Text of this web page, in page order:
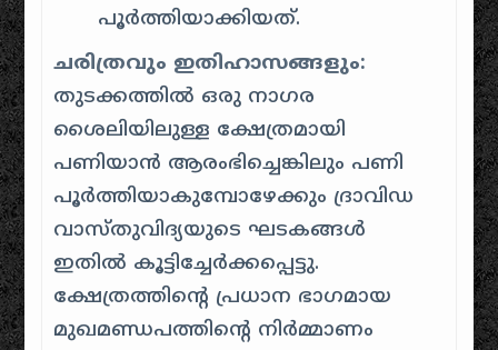
പൂർത്തിയാക്കിയത്.
ചരിത്രവും ഇതിഹാസങ്ങളും:
തുടക്കത്തിൽ ഒരു നാഗര
ശൈലിയിലുള്ള ക്ഷേത്രമായി
പണിയാൻ ആരംഭിച്ചെങ്കിലും പണി
പൂർത്തിയാകുമ്പോഴേക്കും ദ്രാവിഡ
വാസ്തുവിദ്യയുടെ ഘടകങ്ങൾ
ഇതിൽ കൂട്ടിച്ചേർക്കപ്പെട്ടു.
ക്ഷേത്രത്തിന്റെ പ്രധാന ഭാഗമായ
മുഖമണ്ഡപത്തിന്റെ നിർമ്മാണം